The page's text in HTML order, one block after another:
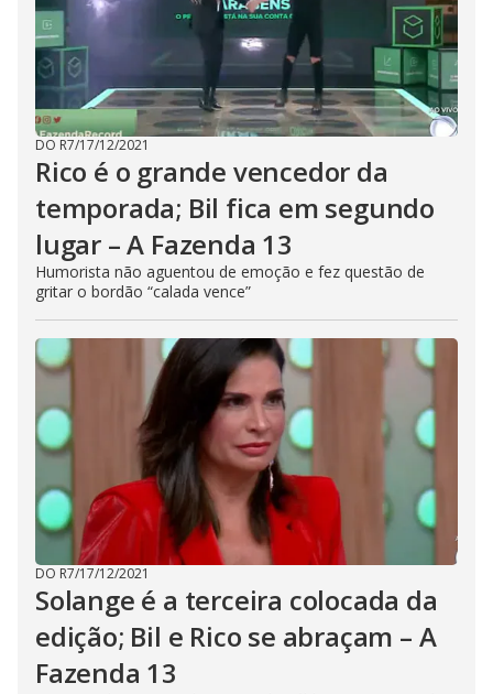
DO R7/17/12/2021
Rico é o grande vencedor da
temporada; Bil fica em segundo
lugar – A Fazenda 13
Humorista não aguentou de emoção e fez questão de
gritar o bordão “calada vence”
DO R7/17/12/2021
Solange é a terceira colocada da
edição; Bil e Rico se abraçam – A
Fazenda 13